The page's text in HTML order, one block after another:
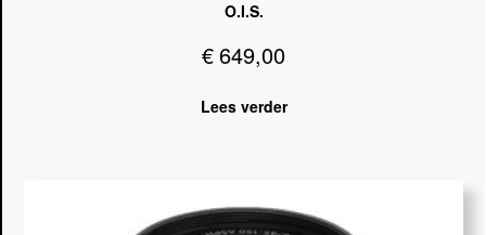
O.I.S.
€649,00
Lees verder